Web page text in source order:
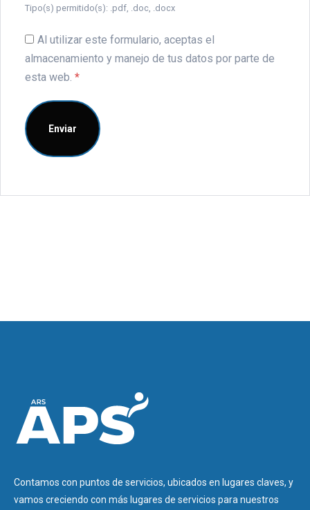
Tipo(s) permitido(s): .pdf, .doc, .docx
Al utilizar este formulario, aceptas el
almacenamiento y manejo de tus datos por parte de
esta web. *
Contamos con puntos de servicios, ubicados en lugares claves, y
vamos creciendo con más lugares de servicios para nuestros